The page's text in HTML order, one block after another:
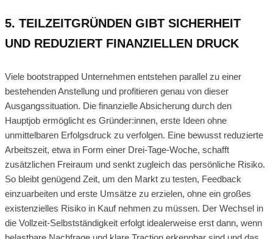
5. TEILZEITGRÜNDEN GIBT SICHERHEIT
UND REDUZIERT FINANZIELLEN DRUCK
Viele bootstrapped Unternehmen entstehen parallel zu einer
bestehenden Anstellung und profitieren genau von dieser
Ausgangssituation. Die finanzielle Absicherung durch den
Hauptjob ermöglicht es Gründer:innen, erste Ideen ohne
unmittelbaren Erfolgsdruck zu verfolgen. Eine bewusst reduzierte
Arbeitszeit, etwa in Form einer Drei-Tage-Woche, schafft
zusätzlichen Freiraum und senkt zugleich das persönliche Risiko.
So bleibt genügend Zeit, um den Markt zu testen, Feedback
einzuarbeiten und erste Umsätze zu erzielen, ohne ein großes
existenzielles Risiko in Kauf nehmen zu müssen. Der Wechsel in
die Vollzeit-Selbstständigkeit erfolgt idealerweise erst dann, wenn